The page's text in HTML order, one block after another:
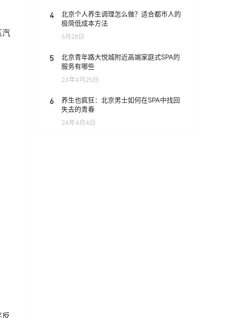
汽
4
北京个人养生调理怎么做？适合都市人的
极简低成本方法
5月28日
5
北京青年路大悦城附近高端家庭式SPA的
服务有哪些
23年4月25日
6
养生也疯狂：北京男士如何在SPA中找回
失去的青春
24年4月4日